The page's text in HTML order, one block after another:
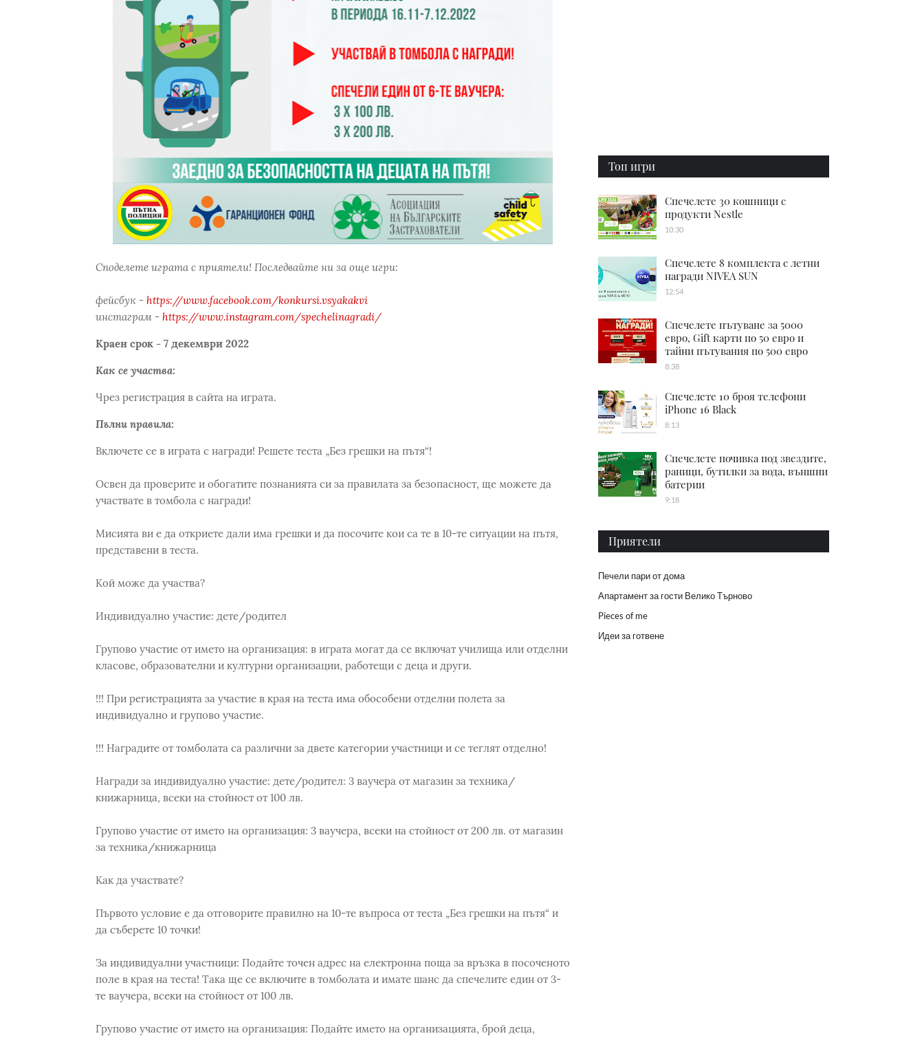
Споделете играта с приятели! Последвайте ни за още игри:
фейсбук - https://www.facebook.com/konkursi.vsyakakvi
инстаграм - https://www.instagram.com/spechelinagradi/
Краен срок - 7 декември 2022
Как се участва:
Чрез регистрация в сайта на играта.
Пълни правила:
Включете се в играта с награди! Решете теста „Без грешки на пътя“!
Освен да проверите и обогатите познанията си за правилата за безопасност, ще можете да
участвате в томбола с награди!
Мисията ви е да откриете дали има грешки и да посочите кои са те в 10-те ситуации на пътя,
представени в теста.
Кой може да участва?
Индивидуално участие: дете/родител
Групово участие от името на организация: в играта могат да се включат училища или отделни
класове, образователни и културни организации, работещи с деца и други.
!!! При регистрацията за участие в края на теста има обособени отделни полета за
индивидуално и групово участие.
!!! Наградите от томболата са различни за двете категории участници и се теглят отделно!
Награди за индивидуално участие: дете/родител: 3 ваучера от магазин за техника/
книжарница, всеки на стойност от 100 лв.
Групово участие от името на организация: 3 ваучера, всеки на стойност от 200 лв. от магазин
за техника/книжарница
Как да участвате?
Първото условие е да отговорите правилно на 10-те въпроса от теста „Без грешки на пътя“ и
да съберете 10 точки!
За индивидуални участници: Подайте точен адрес на електронна поща за връзка в посоченото
поле в края на теста! Така ще се включите в томболата и имате шанс да спечелите един от 3-
те ваучера, всеки на стойност от 100 лв.
Групово участие от името на организация: Подайте името на организацията, брой деца,
Топ игри
Спечелете 30 кошници с
продукти Nestle
10:30
Спечелете 8 комплекта с летни
награди NIVEA SUN
12:54
Спечелете пътуване за 5000
евро, Gift карти по 50 евро и
тайни пътувания по 500 евро
8:38
Спечелете 10 броя телефони
iPhone 16 Black
8:13
Спечелете почивка под звездите,
раници, бутилки за вода, външни
батерии
9:18
Приятели
Печели пари от дома
Апартамент за гости Велико Търново
Pieces of me
Идеи за готвене